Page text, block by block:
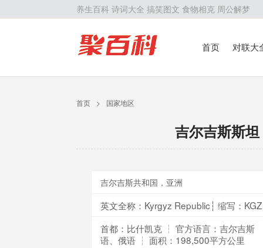
养生百科 诗词大全 搞笑图文 食物相克 周公解梦
首页
对联大
首页 > 国家地区
吉尔吉斯斯坦
吉尔吉斯共和国，亚洲
英文全称：Kyrgyz Republic┆ 缩写：KGZ
首都：比什凯克 ┆ 官方语言：吉尔吉斯
语、俄语 ┆ 面积：198,500平方公里